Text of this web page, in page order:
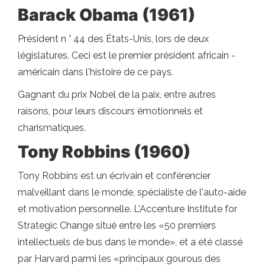
Barack Obama (1961)
Président n ° 44 des États-Unis, lors de deux
législatures. Ceci est le premier président africain -
américain dans l'histoire de ce pays.
Gagnant du prix Nobel de la paix, entre autres
raisons, pour leurs discours émotionnels et
charismatiques.
Tony Robbins (1960)
Tony Robbins est un écrivain et conférencier
malveillant dans le monde, spécialiste de l'auto-aide
et motivation personnelle. L'Accenture Institute for
Strategic Change situé entre les «50 premiers
intellectuels de bus dans le monde», et a été classé
par Harvard parmi les «principaux gourous des